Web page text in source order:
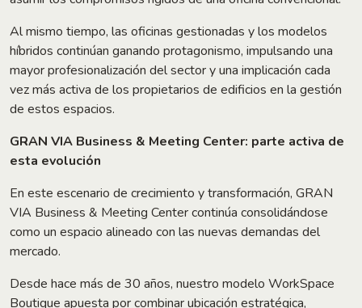
Al mismo tiempo, las oficinas gestionadas y los modelos
híbridos continúan ganando protagonismo, impulsando una
mayor profesionalización del sector y una implicación cada
vez más activa de los propietarios de edificios en la gestión
de estos espacios.
GRAN VIA Business & Meeting Center: parte activa de
esta evolución
En este escenario de crecimiento y transformación, GRAN
VIA Business & Meeting Center continúa consolidándose
como un espacio alineado con las nuevas demandas del
mercado.
Desde hace más de 30 años, nuestro modelo WorkSpace
Boutique apuesta por combinar ubicación estratégica,